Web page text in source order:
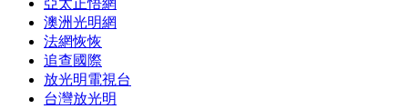
亞太正悟網
澳洲光明網
法網恢恢
追查國際
放光明電視台
台灣放光明